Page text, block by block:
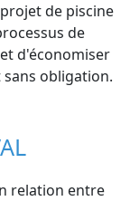
de piscine
de
d'économiser
obligation.
relation entre